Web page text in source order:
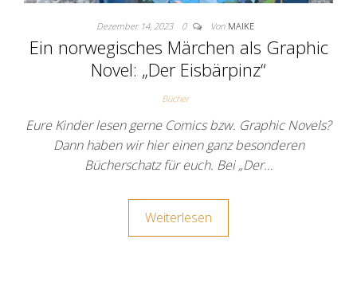
Dezember 14, 2023 0 Von MAIKE
Ein norwegisches Märchen als Graphic
Novel: „Der Eisbärpinz“
Bücher
Eure Kinder lesen gerne Comics bzw. Graphic Novels?
Dann haben wir hier einen ganz besonderen
Bücherschatz für euch. Bei „Der…
Weiterlesen